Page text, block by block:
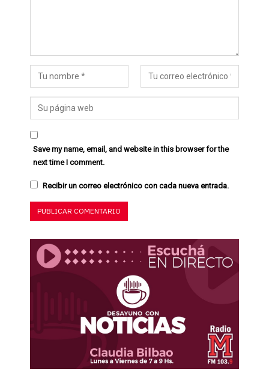
Save my name, email, and website in this browser for the
next time I comment.
Recibir un correo electrónico con cada nueva entrada.